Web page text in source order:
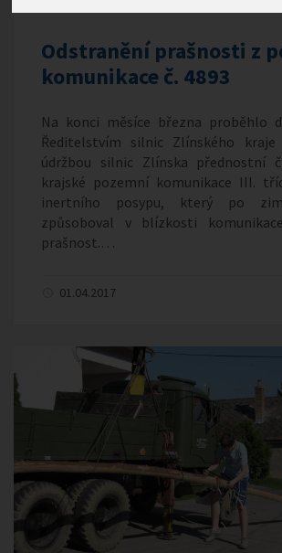
Odstranění prašnosti z
komunikace č. 4893
Na konci měsíce března proběhlo
Ředitelstvím silnic Zlínského
údržbou silnic Zlínska přednostní
krajské pozemní komunikace III.
inertního posypu, který po
způsoboval v blízkosti
prašnost.…
01.04.2017